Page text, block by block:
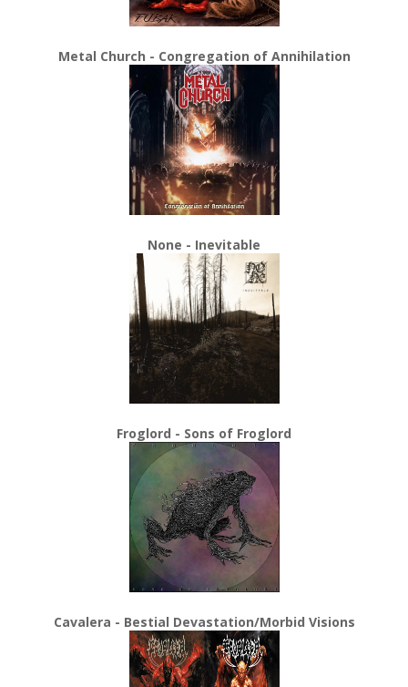
Metal Church - Congregation of Annihilation
None - Inevitable
Froglord - Sons of Froglord
Cavalera - Bestial Devastation/Morbid Visions